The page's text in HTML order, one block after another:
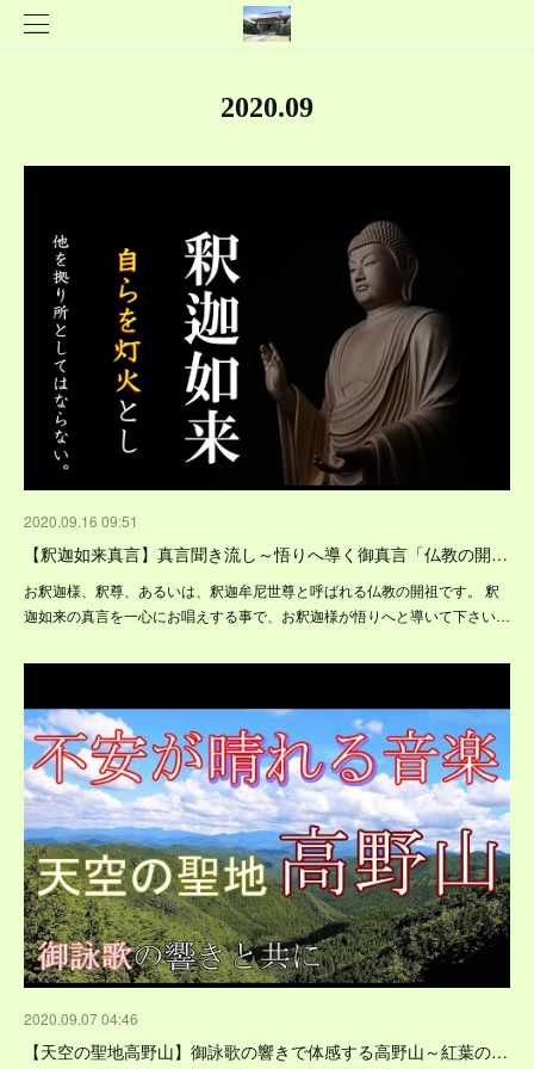
2020.09
2020.09.16 09:51
【釈迦如来真言】真言聞き流し～悟りへ導く御真言「仏教の開…
お釈迦様、釈尊、あるいは、釈迦牟尼世尊と呼ばれる仏教の開祖です。 釈
迦如来の真言を一心にお唱えする事で、お釈迦様が悟りへと導いて下さい…
2020.09.07 04:46
【天空の聖地高野山】御詠歌の響きで体感する高野山～紅葉の…